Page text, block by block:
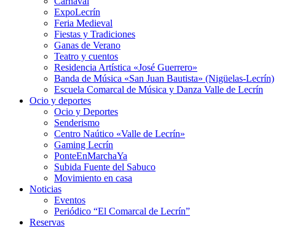
ExpoLecrín
Feria Medieval
Fiestas y Tradiciones
Ganas de Verano
Teatro y cuentos
Residencia Artística «José Guerrero»
Banda de Música «San Juan Bautista» (Nigüelas-Lecrín)
Escuela Comarcal de Música y Danza Valle de Lecrín
Ocio y deportes
Ocio y Deportes
Senderismo
Centro Naútico «Valle de Lecrín»
Gaming Lecrín
PonteEnMarchaYa
Subida Fuente del Sabuco
Movimiento en casa
Noticias
Eventos
Periódico “El Comarcal de Lecrín”
Reservas